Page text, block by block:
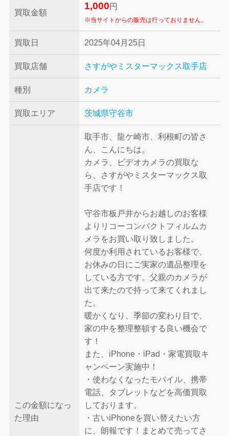
買取金額
1,000 円
※当サイトからの販売は行っておりません。
買取日 2025年04月25日
買取店舗 さすがやミスターマックス取手店
種別 カメラ
買取エリア 茨城県守谷市
この金額になっ
た理由
取手市、龍ケ崎市、利根町の皆さ
ん、こんにちは。
カメラ、ビデオカメラの買取な
ら、さすがやミスターマックス取
手店です！
守谷市板戸井からお越しのお客様
よりリコーコンパクトフィルムカ
メラをお買い取り致しました。
何度か利用されているお客様で、
お休みの日にご実家の遺品整理を
している方です。父親のカメラが
出て来たので持って来てくれまし
た。
暖かくなり、季節の変わり目で、
家の中を整理整頓する良い機会で
す！
また、iPhone・iPad・家電買取キ
ャンペーン実施中！
・使わなくなったモバイル、携帯
電話、タブレットなどを高価買取
しております。
・古いiPhoneを買い替えたい方
に、朗報です！まとめて売ってさ